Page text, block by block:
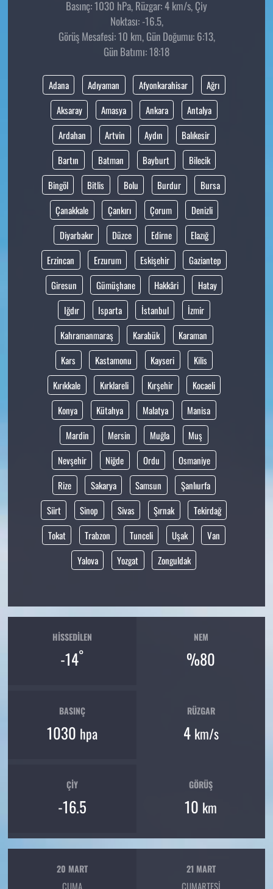
Basınç: 1030 hPa, Rüzgar: 4 km/s, Çiy
Noktası: -16.5,
Görüş Mesafesi: 10 km, Gün Doğumu: 6:13,
Gün Batımı: 18:18
Adana Adıyaman Afyonkarahisar
Ağrı
Aksaray
Amasya Ankara
Antalya
Ardahan
Artvin Aydın
Balıkesir
Bartın
Batman Bayburt
Bilecik
Bingöl
Bitlis Bolu Burdur
Bursa
Çanakkale
Çankırı Çorum
Denizli
Diyarbakır
Düzce Edirne
Elazığ
Erzincan
Erzurum Eskişehir
Gaziantep
Giresun
Gümüşhane Hakkâri
Hatay
Iğdır
Isparta İstanbul
İzmir
Kahramanmaraş
Karabük
Karaman
Kars
Kastamonu Kayseri
Kilis
Kırıkkale
Kırklareli Kırşehir
Kocaeli
Konya
Kütahya Malatya
Manisa
Mardin
Mersin Muğla
Muş
Nevşehir
Niğde Ordu
Osmaniye
Rize
Sakarya Samsun
Şanlıurfa
Siirt
Sinop Sivas Şırnak
Tekirdağ
Tokat
Trabzon Tunceli Uşak
Van
Yalova
Yozgat Zonguldak
HISSEDILEN
-14°
NEM
%80
BASINÇ
1030 hpa
RÜZGAR
4 km/s
ÇIY
-16.5
GÖRÜŞ
10 km
20 MART
CUMA
21 MART
CUMARTESI